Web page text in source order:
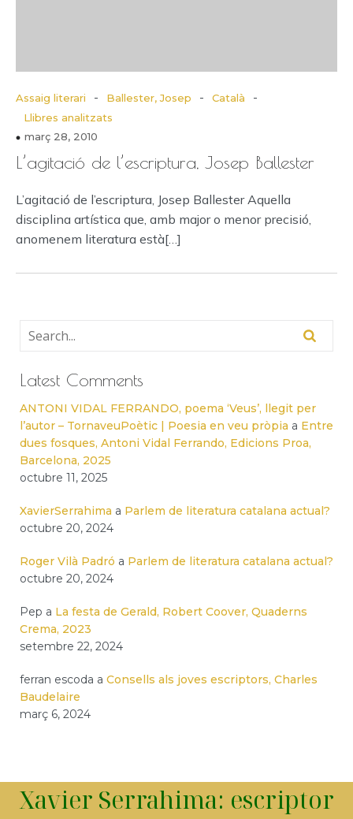
Assaig literari - Ballester, Josep - Català -
Llibres analitzats
març 28, 2010
L’agitació de l’escriptura, Josep Ballester
L’agitació de l’escriptura, Josep Ballester Aquella
disciplina artística que, amb major o menor precisió,
anomenem literatura està[…]
Latest Comments
ANTONI VIDAL FERRANDO, poema ‘Veus’, llegit per
l’autor – TornaveuPoètic | Poesia en veu pròpia a Entre
dues fosques, Antoni Vidal Ferrando, Edicions Proa,
Barcelona, 2025
octubre 11, 2025
XavierSerrahima a Parlem de literatura catalana actual?
octubre 20, 2024
Roger Vilà Padró a Parlem de literatura catalana actual?
octubre 20, 2024
Pep a La festa de Gerald, Robert Coover, Quaderns
Crema, 2023
setembre 22, 2024
ferran escoda a Consells als joves escriptors, Charles
Baudelaire
març 6, 2024
Xavier Serrahima: escriptor